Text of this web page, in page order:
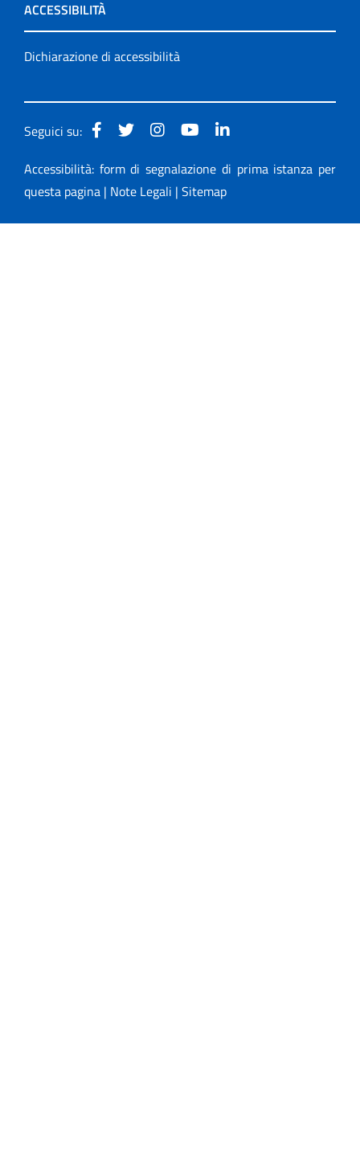
ACCESSIBILITÀ
Dichiarazione di accessibilità
Seguici su:
Accessibilità: form di segnalazione di prima istanza per
questa pagina | Note Legali | Sitemap